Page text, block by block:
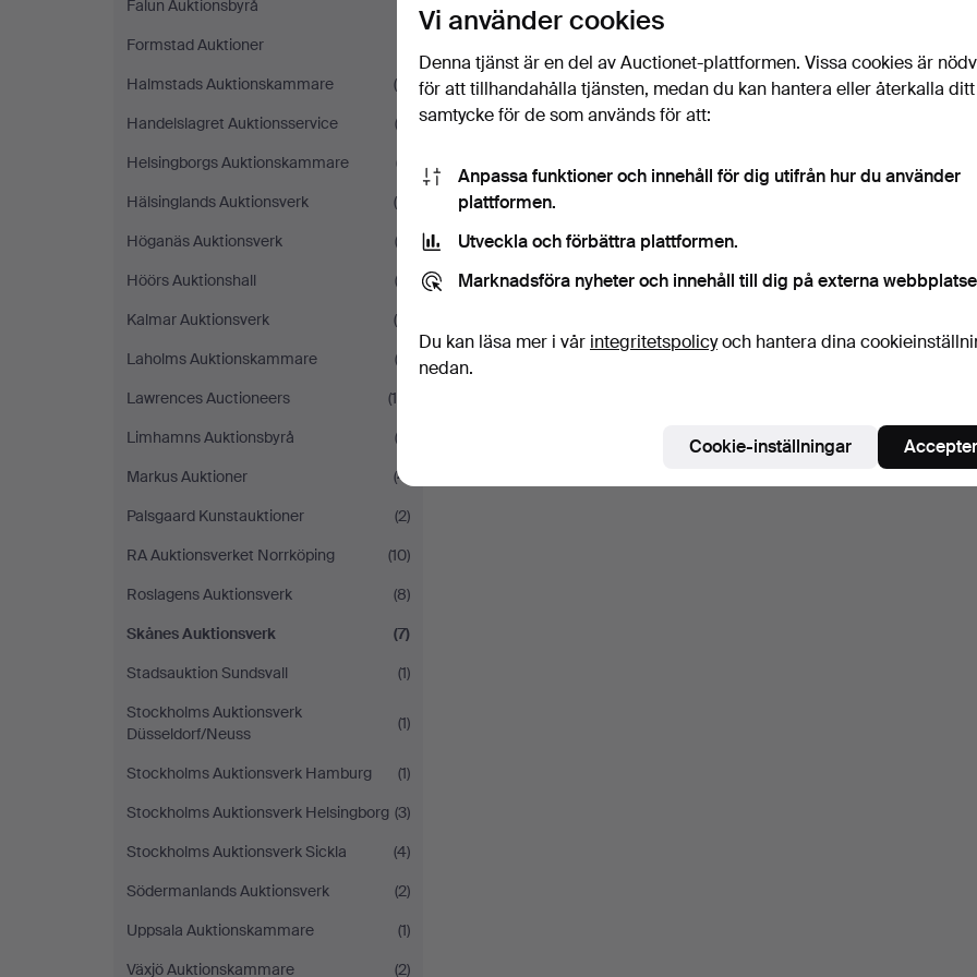
Falun Auktionsbyrå
Formstad Auktioner
Halmstads Auktionskammare
(4)
Handelslagret Auktionsservice
(3)
Helsingborgs Auktionskammare
(7)
Hälsinglands Auktionsverk
(4)
Höganäs Auktionsverk
(3)
Höörs Auktionshall
(2)
Kalmar Auktionsverk
(4)
Laholms Auktionskammare
(2)
Lawrences Auctioneers
(10)
Limhamns Auktionsbyrå
(2)
Markus Auktioner
(4)
Palsgaard Kunstauktioner
(2)
RA Auktionsverket Norrköping
(10)
Roslagens Auktionsverk
(8)
Skånes Auktionsverk
(7)
Stadsauktion Sundsvall
(1)
Stockholms Auktionsverk
Düsseldorf/Neuss
(1)
Stockholms Auktionsverk Hamburg
(1)
Stockholms Auktionsverk Helsingborg (3)
Stockholms Auktionsverk Sickla
(4)
Södermanlands Auktionsverk
(2)
Uppsala Auktionskammare
(1)
Växjö Auktionskammare
(2)
TRÄDGÅRDSSTOLAR,
26 bud
190 USD
TRÄDGÅRDSSOFFA
20 bud
11 bud
Bevaka sökning
Vi använder cookies
Denna tjänst är en del av Auctionet-plattformen. Vissa cookies är
för att tillhandahålla tjänsten, medan du kan hantera eller återkalla ditt
samtycke för de som används för att:
Anpassa funktioner och innehåll för dig utifrån hur du använder
plattformen.
Utveckla och förbättra plattformen.
Marknadsföra nyheter och innehåll till dig på externa
Du kan läsa mer i vår integritetspolicyoch hantera dina
nedan.
Cookie-inställningar